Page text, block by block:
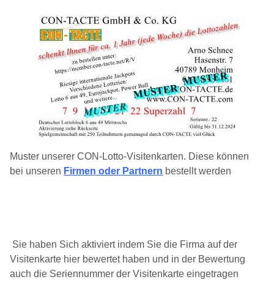
Muster unserer CON-Lotto-Visitenkarten. Diese können
bei unseren Firmen oder Partnern bestellt werden
Sie haben Sich aktiviert indem Sie die Firma auf der
Visitenkarte hier bewertet haben und in der Bewertung
auch die Seriennummer der Visitenkarte eingetragen